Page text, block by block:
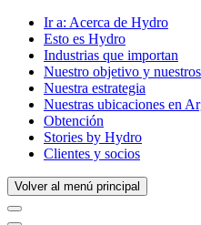
Ir a: Acerca de Hydro
Esto es Hydro
Industrias que importan
Nuestro objetivo y
Nuestra estrategia
Nuestras ubicaciones en
Obtención
Stories by Hydro
Clientes y socios
Volver al menú principal